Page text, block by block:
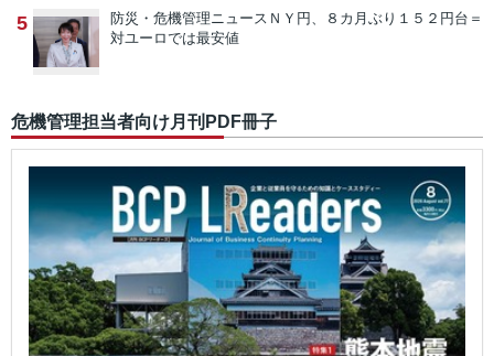
5 防災・危機管理ニュース ＮＹ円、８カ月ぶり１５２円台＝
対ユーロでは最安値
危機管理担当者向け月刊PDF冊子